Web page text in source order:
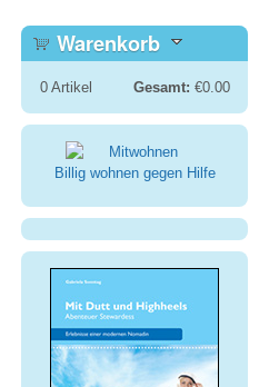
Warenkorb
0Artikel Gesamt: €0.00
Billig wohnen gegen Hilfe